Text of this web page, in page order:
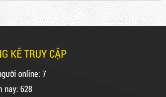
KÊ TRUY CẬP
online: 7
nay: 628